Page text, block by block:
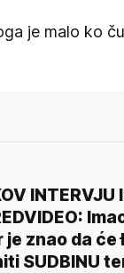
je malo ko
INTERVJU
je znao da će
SUDBINU